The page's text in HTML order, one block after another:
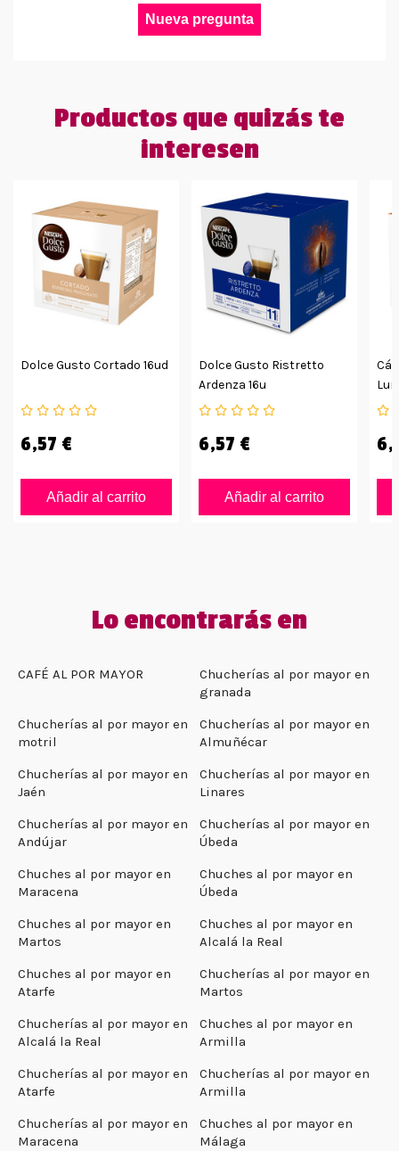
Nueva pregunta
Productos que quizás te
interesen
Dolce Gusto Cortado 16ud
6,57 €
Añadir al carrito
Dolce Gusto Ristretto
Ardenza 16u
6,57 €
Añadir al carrito
Lo encontrarás en
CAFÉ AL POR MAYOR
Chucherías al por mayor en
granada
Chucherías al por mayor en
motril
Chucherías al por mayor en
Almuñécar
Chucherías al por mayor en
Jaén
Chucherías al por mayor en
Linares
Chucherías al por mayor en
Andújar
Chucherías al por mayor en
Úbeda
Chuches al por mayor en
Maracena
Chuches al por mayor en
Úbeda
Chuches al por mayor en
Martos
Chuches al por mayor en
Alcalá la Real
Chuches al por mayor en
Atarfe
Chucherías al por mayor en
Martos
Chucherías al por mayor en
Alcalá la Real
Chuches al por mayor en
Armilla
Chucherías al por mayor en
Atarfe
Chucherías al por mayor en
Armilla
Chucherías al por mayor en
Maracena
Chuches al por mayor en
Málaga